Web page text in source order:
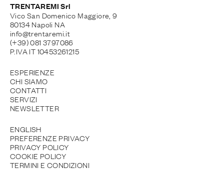
TRENTAREMI Srl
Vico San Domenico Maggiore, 9
80134 Napoli NA
info@trentaremi.it
(+39) 081 3797086
P.IVA IT 10453261215
ESPERIENZE
CHI SIAMO
CONTATTI
SERVIZI
NEWSLETTER
ENGLISH
PREFERENZE PRIVACY
PRIVACY POLICY
COOKIE POLICY
TERMINI E CONDIZIONI